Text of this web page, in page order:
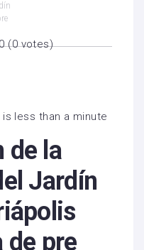
(0 votes)
less than a minute
de la
Jardín
de pre